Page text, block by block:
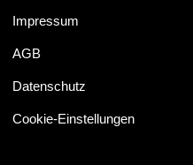
Impressum
AGB
Datenschutz
Cookie-Einstellungen